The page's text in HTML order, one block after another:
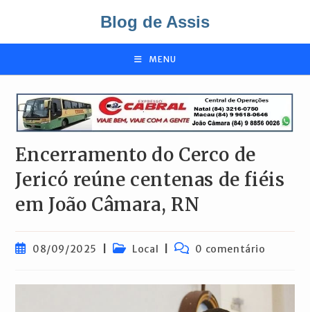
o
Blog de Assis
MENU
Encerramento do Cerco de
Jericó reúne centenas de fiéis
em João Câmara, RN
Post08/09/2025
Categoria
Local
Comentários
0 comentário